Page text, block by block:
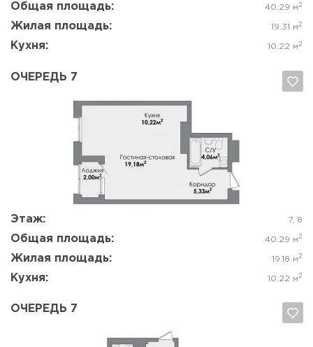
Общая площадь: 40.29 м 2
Жилая площадь: 19.31 м 2
Кухня: 10.22 м 2
ОЧЕРЕДЬ 7
Этаж: 7, 8
Общая площадь: 40.29 м 2
Жилая площадь: 19.18 м 2
Кухня: 10.22 м 2
ОЧЕРЕДЬ 7